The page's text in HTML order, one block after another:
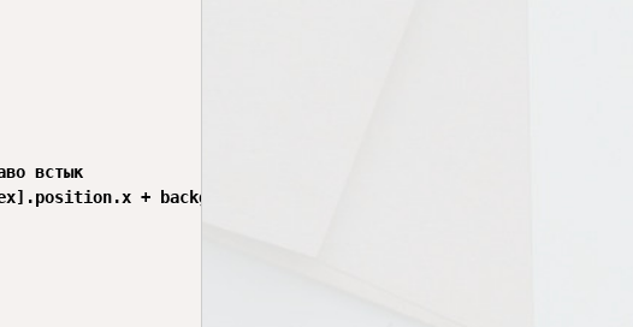
встык
+ backgroundSize, layers[leftIndex].position.y,